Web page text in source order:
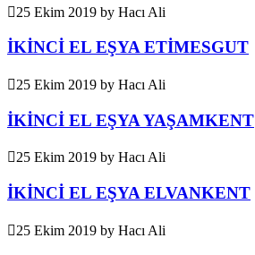
25 Ekim 2019 by Hacı Ali
İKİNCİ EL EŞYA ETİMESGUT
25 Ekim 2019 by Hacı Ali
İKİNCİ EL EŞYA YAŞAMKENT
25 Ekim 2019 by Hacı Ali
İKİNCİ EL EŞYA ELVANKENT
25 Ekim 2019 by Hacı Ali